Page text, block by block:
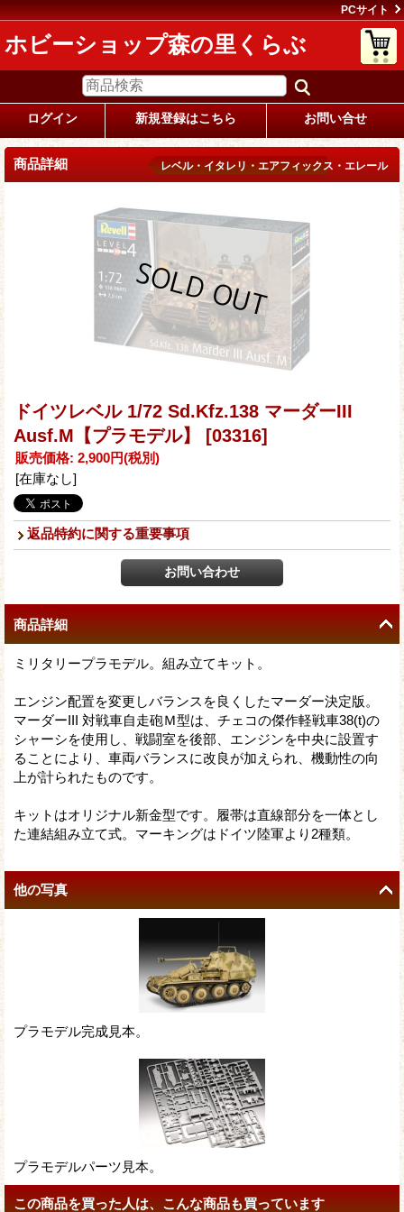
PCサイト
ホビーショップ森の里くらぶ
ログイン 新規登録はこちら お問い合せ
商品詳細 レベル・イタレリ・エアフィックス・エレール
ドイツレベル 1/72 Sd.Kfz.138 マーダーIII
Ausf.M【プラモデル】 [03316]
販売価格: 2,900円(税別)
[在庫なし]
返品特約に関する重要事項
商品詳細
ミリタリープラモデル。組み立てキット。
エンジン配置を変更しバランスを良くしたマーダー決定版。
マーダーIII 対戦車自走砲Ｍ型は、チェコの傑作軽戦車38(t)の
シャーシを使用し、戦闘室を後部、エンジンを中央に設置す
ることにより、車両バランスに改良が加えられ、機動性の向
上が計られたものです。
キットはオリジナル新金型です。履帯は直線部分を一体とし
た連結組み立て式。マーキングはドイツ陸軍より2種類。
他の写真
プラモデル完成見本。
プラモデルパーツ見本。
この商品を買った人は、こんな商品も買っています